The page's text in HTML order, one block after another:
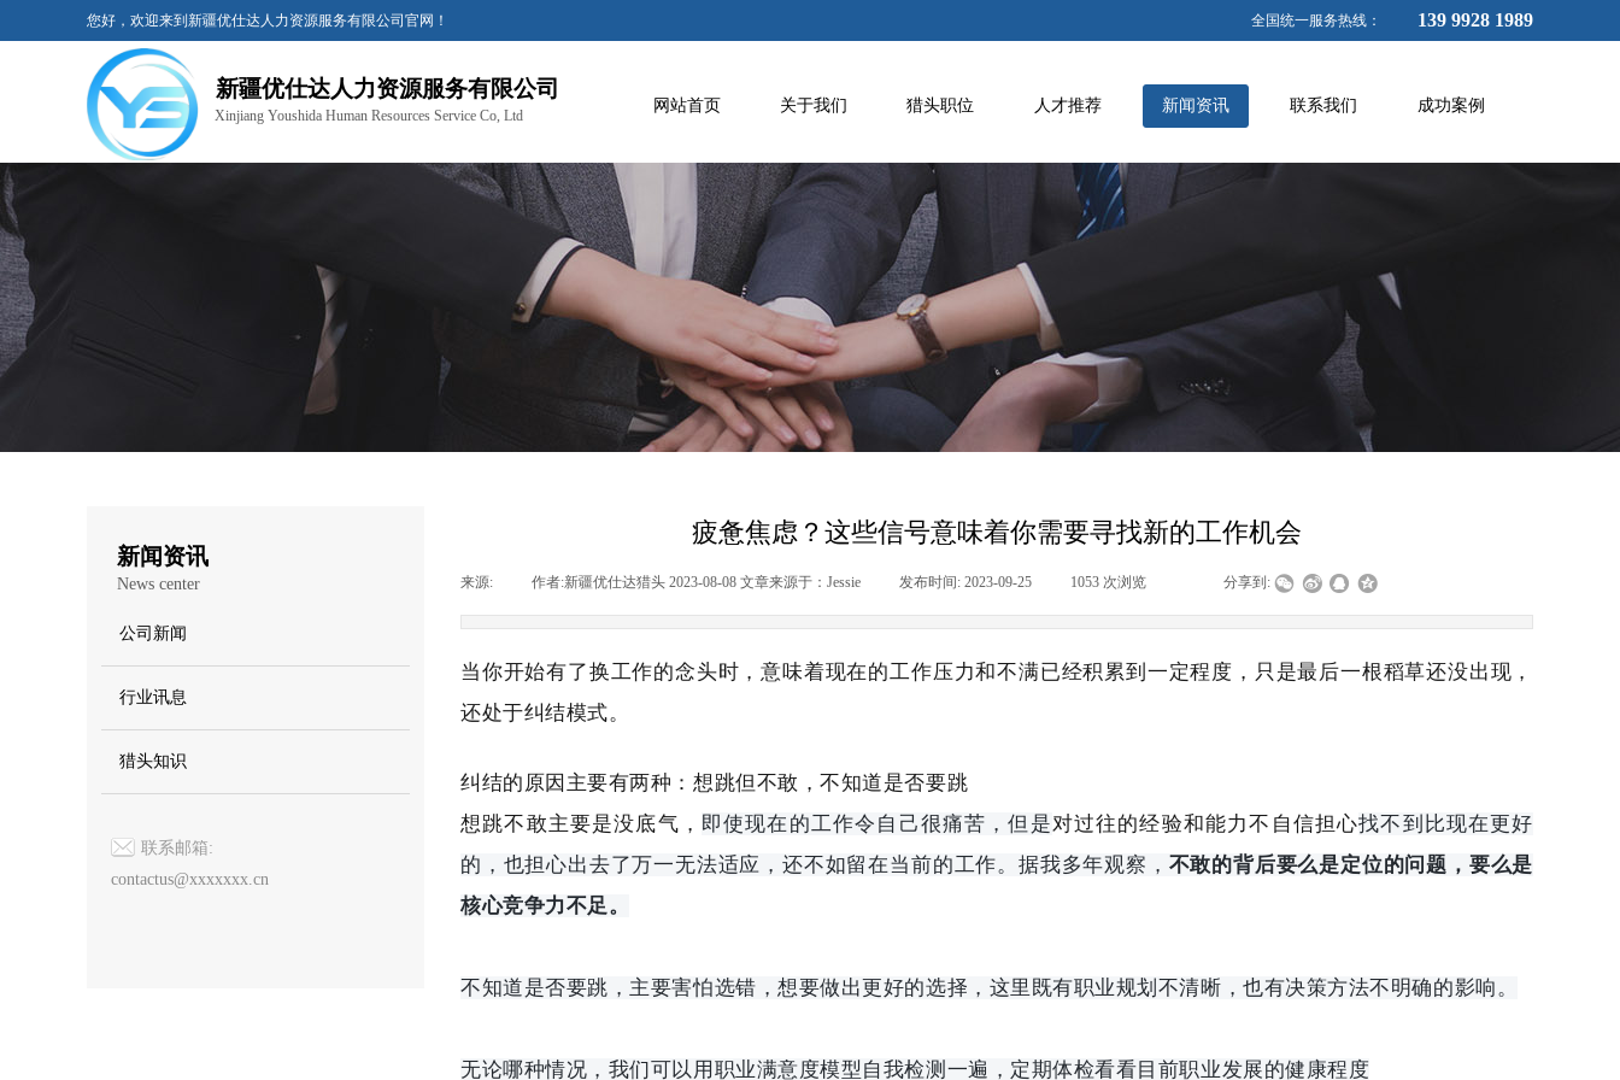
139 9928 1989
全国统一服务热线：
您好，欢迎来到新疆优仕达人力资源服务有限公司官网！
Xinjiang Youshida Human Resources Service Co, Ltd
网站首页 关于我们 猎头职位 人才推荐 新闻资讯 联系我们 成功案例
新疆优仕达人力资源服务有限公司
疲惫焦虑？这些信号意味着你需要寻找新的工作机会
来源: 作者:新疆优仕达猎头 2023-08-08 文章来源于：Jessie 发布时间: 2023-09-25 1053 次浏览 分享到:
当你开始有了换工作的念头时，意味着现在的工作压力和不满已经积累到一定程度，只是最后一根稻草还没出现，
还处于纠结模式。
纠结的原因主要有两种：想跳但不敢，不知道是否要跳
想跳不敢主要是没底气， 即使现在的工作令自己很痛苦，但是对过往的经验和能力不自信担心找不到比现在更好
的，也担心出去了万一无法适应，还不如留在当前的工作。据我多年观察， 不敢的背后要么是定位的问题，要么是
核心竞争力不足。
不知道是否要跳，主要害怕选错，想要做出更好的选择，这里既有职业规划不清晰，也有决策方法不明确的影响。
无论哪种情况，我们可以用职业满意度模型自我检测一遍，定期体检看看目前职业发展的健康程度
新闻资讯
News center
公司新闻
行业讯息
猎头知识
联系邮箱:
contactus@xxxxxxx.cn